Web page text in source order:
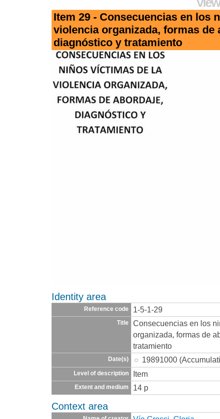
Item 29 - Consecuencias en los
violencia organizada, formas de
diagnóstico y tratamiento
Identity area
Reference code 1-5-1-29
Title
Consecuencias en los
organizada, formas de
tratamiento
Date(s) 19891000
Level of description Item
Extent and medium 14 p
Context area